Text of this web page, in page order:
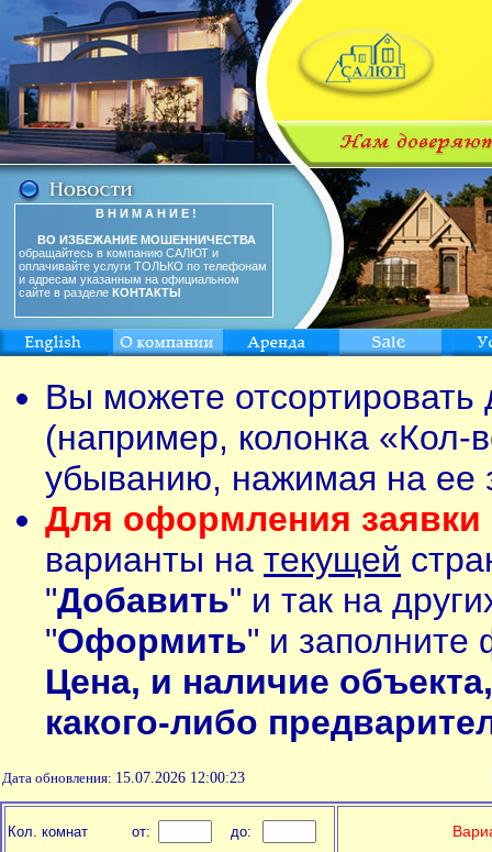
В Н И М А Н И Е !
ВО ИЗБЕЖАНИЕ МОШЕННИЧЕСТВА
обращайтесь в компанию САЛЮТ и
оплачивайте услуги ТОЛЬКО по телефонам
и адресам указанным на официальном
сайте в разделе КОНТАКТЫ
Вы можете
(например, колонка «Кол-
убыванию, нажимая на ее
Для оформления заявки
варианты на текущей
"Добавить" и так на
"Оформить" и заполните
Цена, и наличие
какого-либо
Дата обновления: 15.07.2026 12:00:23
Кол. комнат от: до: